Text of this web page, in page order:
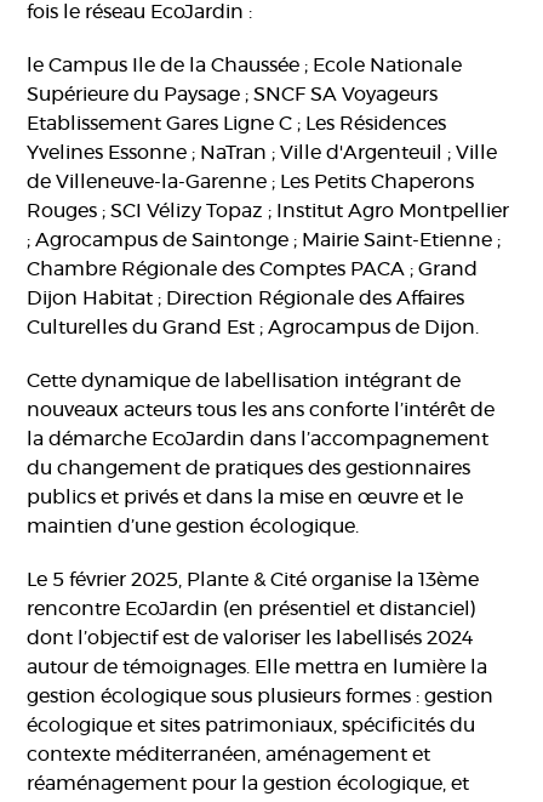
fois le réseau EcoJardin :
le Campus Ile de la Chaussée ; Ecole Nationale
Supérieure du Paysage ; SNCF SA Voyageurs
Etablissement Gares Ligne C ; Les Résidences
Yvelines Essonne ; NaTran ; Ville d'Argenteuil ; Ville
de Villeneuve-la-Garenne ; Les Petits Chaperons
Rouges ; SCI Vélizy Topaz ; Institut Agro Montpellier
; Agrocampus de Saintonge ; Mairie Saint-Etienne ;
Chambre Régionale des Comptes PACA ; Grand
Dijon Habitat ; Direction Régionale des Affaires
Culturelles du Grand Est ; Agrocampus de Dijon.
Cette dynamique de labellisation intégrant de
nouveaux acteurs tous les ans conforte l’intérêt de
la démarche EcoJardin dans l’accompagnement
du changement de pratiques des gestionnaires
publics et privés et dans la mise en œuvre et le
maintien d’une gestion écologique.
Le 5 février 2025, Plante & Cité organise la 13ème
rencontre EcoJardin (en présentiel et distanciel)
dont l’objectif est de valoriser les labellisés 2024
autour de témoignages. Elle mettra en lumière la
gestion écologique sous plusieurs formes : gestion
écologique et sites patrimoniaux, spécificités du
contexte méditerranéen, aménagement et
réaménagement pour la gestion écologique, et